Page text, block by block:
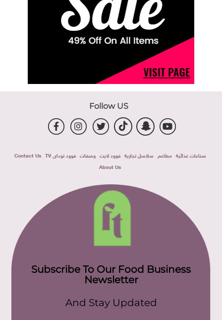
Follow US
صناعات غذائية مطاعم سلاسل تجارية فوود لايت وصفات فوود توداى TV
Contact Us
About Us
Subscribe To Our Food Business
Newsletter
And Stay Updated